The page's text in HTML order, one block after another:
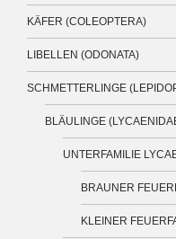
KÄFER (COLEOPTERA)
LIBELLEN (ODONATA)
SCHMETTERLINGE
BLÄULINGE
UNTERFAMILIE
BRAUNER
KLEINER